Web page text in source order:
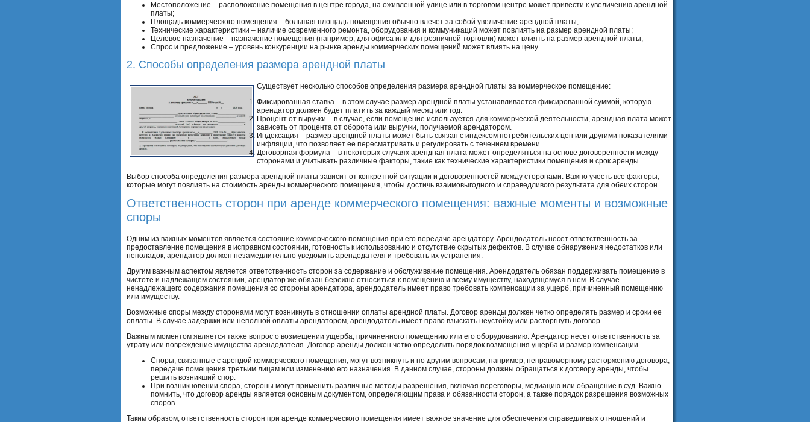
Местоположение – расположение помещения в центре города, на оживленной улице или в торговом центре может привести к увеличению арендной
платы;
Площадь коммерческого помещения – большая площадь помещения обычно влечет за собой увеличение арендной платы;
Технические характеристики – наличие современного ремонта, оборудования и коммуникаций может повлиять на размер арендной платы;
Целевое назначение – назначение помещения (например, для офиса или для розничной торговли) может влиять на размер арендной платы;
Спрос и предложение – уровень конкуренции на рынке аренды коммерческих помещений может влиять на цену.
2. Способы определения размера арендной платы
Существует несколько способов определения размера арендной платы за коммерческое помещение:
Фиксированная ставка – в этом случае размер арендной платы устанавливается фиксированной суммой, которую
арендатор должен будет платить за каждый месяц или год.
Процент от выручки – в случае, если помещение используется для коммерческой деятельности, арендная плата может
зависеть от процента от оборота или выручки, получаемой арендатором.
Индексация – размер арендной платы может быть связан с индексом потребительских цен или другими показателями
инфляции, что позволяет ее пересматривать и регулировать с течением времени.
Договорная формула – в некоторых случаях арендная плата может определяться на основе договоренности между
сторонами и учитывать различные факторы, такие как технические характеристики помещения и срок аренды.
Выбор способа определения размера арендной платы зависит от конкретной ситуации и договоренностей между сторонами. Важно учесть все факторы,
которые могут повлиять на стоимость аренды коммерческого помещения, чтобы достичь взаимовыгодного и справедливого результата для обеих сторон.
Ответственность сторон при аренде коммерческого помещения: важные моменты и возможные
споры
Одним из важных моментов является состояние коммерческого помещения при его передаче арендатору. Арендодатель несет ответственность за
предоставление помещения в исправном состоянии, готовность к использованию и отсутствие скрытых дефектов. В случае обнаружения недостатков или
неполадок, арендатор должен незамедлительно уведомить арендодателя и требовать их устранения.
Другим важным аспектом является ответственность сторон за содержание и обслуживание помещения. Арендодатель обязан поддерживать помещение в
чистоте и надлежащем состоянии, арендатор же обязан бережно относиться к помещению и всему имуществу, находящемуся в нем. В случае
ненадлежащего содержания помещения со стороны арендатора, арендодатель имеет право требовать компенсации за ущерб, причиненный помещению
или имуществу.
Возможные споры между сторонами могут возникнуть в отношении оплаты арендной платы. Договор аренды должен четко определять размер и сроки ее
оплаты. В случае задержки или неполной оплаты арендатором, арендодатель имеет право взыскать неустойку или расторгнуть договор.
Важным моментом является также вопрос о возмещении ущерба, причиненного помещению или его оборудованию. Арендатор несет ответственность за
утрату или повреждение имущества арендодателя. Договор аренды должен четко определить порядок возмещения ущерба и размер компенсации.
Споры, связанные с арендой коммерческого помещения, могут возникнуть и по другим вопросам, например, неправомерному расторжению договора,
передаче помещения третьим лицам или изменению его назначения. В данном случае, стороны должны обращаться к договору аренды, чтобы
решить возникший спор.
При возникновении спора, стороны могут применить различные методы разрешения, включая переговоры, медиацию или обращение в суд. Важно
помнить, что договор аренды является основным документом, определяющим права и обязанности сторон, а также порядок разрешения возможных
споров.
Таким образом, ответственность сторон при аренде коммерческого помещения имеет важное значение для обеспечения справедливых отношений и